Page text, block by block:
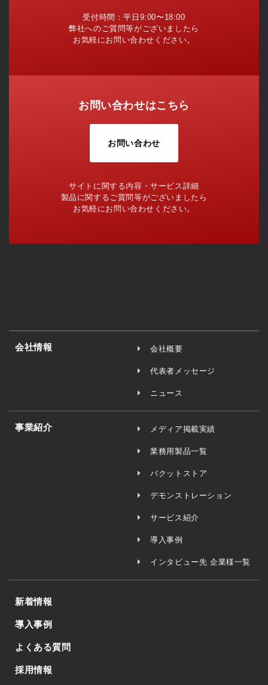
受付時間：平日9:00〜18:00
弊社へのご質問等がございましたら
お気軽にお問い合わせください。
お問い合わせはこちら
お問い合わせ
サイトに関する内容・サービス詳細
製品に関するご質問等がございましたら
お気軽にお問い合わせください。
会社情報 会社概要
代表者メッセージ
ニュース
事業紹介 メディア掲載実績
業務用製品一覧
バクットストア
デモンストレーション
サービス紹介
導入事例
インタビュー先 企業様一覧
新着情報
導入事例
よくある質問
採用情報